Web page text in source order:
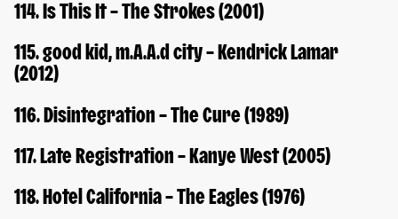
114. Is This It – The Strokes (2001)
115. good kid, m.A.A.d city – Kendrick Lamar
(2012)
116. Disintegration – The Cure (1989)
117. Late Registration – Kanye West (2005)
118. Hotel California – The Eagles (1976)